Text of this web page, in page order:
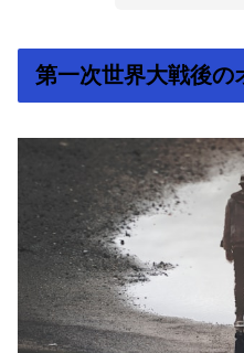
第一次世界大戦後の